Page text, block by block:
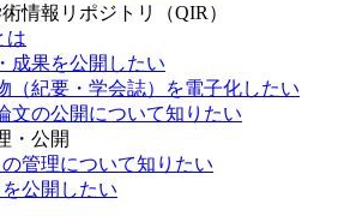
情報リポジトリ（QIR）
は
成果を公開したい
（紀要・学会誌）を電子化したい
文の公開について知りたい
・公開
管理について知りたい
公開したい